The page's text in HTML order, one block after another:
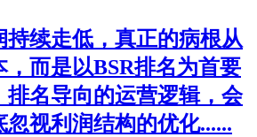
持续走低，真正的病根从
，而是以BSR排名为首要
排名导向的运营逻辑，会
忽视利润结构的优化......